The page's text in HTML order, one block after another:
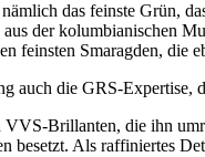
das feinste Grün,
aus der kolumbianischen
feinsten Smaragden, die
auch die GRS-
Brillanten, die ihn
besetzt. Als raffiniertes